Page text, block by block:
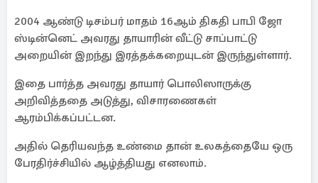
2004 ஆண்டு டிசம்பர் மாதம் 16ஆம் திகதி பாபி ஜோ
ஸ்டின்னெட் அவரது தாயாரின் வீட்டு சாப்பாட்டு
அறையின் இறந்து இரத்தக்கறையுடன் இருந்துள்ளார்.
இதை பார்த்த அவரது தாயார் பொலிஸாருக்கு
அறிவித்ததை அடுத்து, விசாரணைகள்
ஆரம்பிக்கப்பட்டன.
அதில் தெரியவந்த உண்மை தான் உலகத்தையே ஒரு
பேரதிர்ச்சியில் ஆழ்த்தியது எனலாம்.